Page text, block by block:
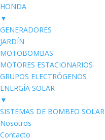
HONDA
▼
GENERADORES
JARDÍN
MOTOBOMBAS
MOTORES ESTACIONARIOS
GRUPOS ELECTRÓGENOS
ENERGÍA SOLAR
▼
SISTEMAS DE BOMBEO SOLAR
Nosotros
Contacto